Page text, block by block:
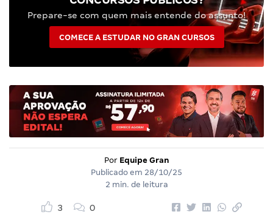
Prepare-se com quem mais entende do assunto!
COMECE A ESTUDAR NO GRAN CURSOS
Por Equipe Gran
Publicado em 28/10/25
2 min. de leitura
3 0